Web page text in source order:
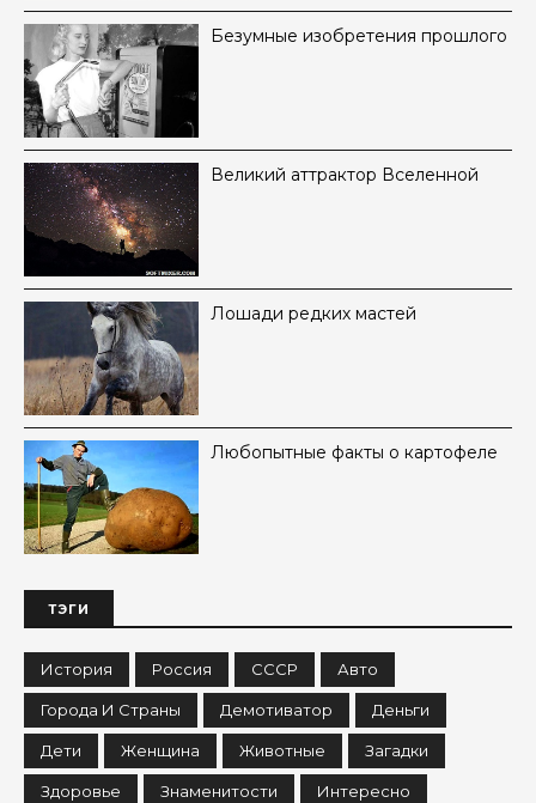
Безумные изобретения прошлого
Великий аттрактор Вселенной
Лошади редких мастей
Любопытные факты о картофеле
ТЭГИ
История Россия СССР Авто
Города И Страны Демотиватор Деньги
Дети Женщина Животные Загадки
Здоровье Знаменитости Интересно